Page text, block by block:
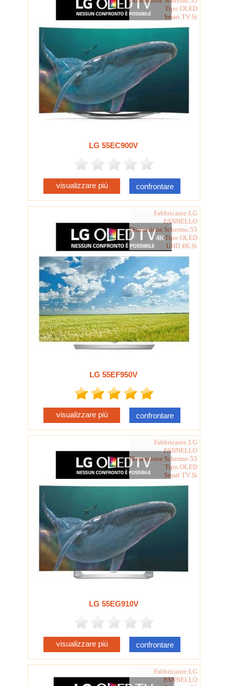
Tipo:OLED
Smart TV:Si
LG 55EC900V
visualizzare più confrontare
Fabbricante:LG
PANNELLO
Dimensione Schermo:55
Tipo:OLED
UHD 4K:Si
LG 55EF950V
visualizzare più confrontare
Fabbricante:LG
PANNELLO
Dimensione Schermo:55
Tipo:OLED
Smart TV:Si
LG 55EG910V
visualizzare più confrontare
Fabbricante:LG
PANNELLO